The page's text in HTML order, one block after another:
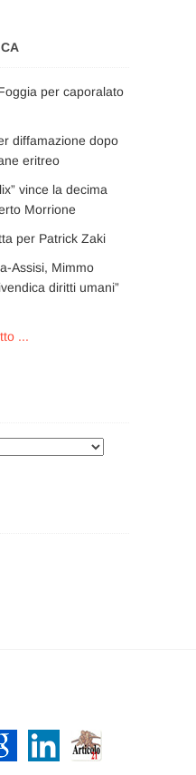
per caporalato
diffamazione dopo
eritreo
vince la decima
Morrione
per Patrick Zaki
Assisi, Mimmo
diritti umani”
...